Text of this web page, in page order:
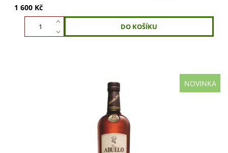
1 600 Kč
NOVINKA
Rum Abuelo Finish Collection Oloroso 15YO (0,7l). 15 let
zrání v sudech a dokončení v Oloroso sherry pro
komplexní chutě sušeného ovoce a ořechů....